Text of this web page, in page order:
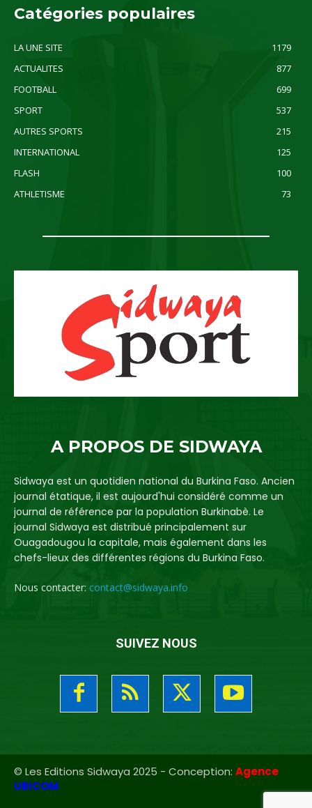
Catégories populaires
LA UNE SITE
1179
ACTUALITES
877
FOOTBALL
699
SPORT
537
AUTRES SPORTS
215
INTERNATIONAL
125
FLASH
100
ATHLETISME
73
A PROPOS DE SIDWAYA
Sidwaya est un quotidien national du Burkina Faso. Ancien
journal étatique, il est aujourd'hui considéré comme un
journal de référence par la population Burkinabè. Le
journal Sidwaya est distribué principalement sur
Ouagadougou la capitale, mais également dans les
chefs-lieux des différentes régions du Burkina Faso.
Nous contacter: contact@sidwaya.info
SUIVEZ NOUS
© Les Editions Sidwaya 2025 - Conception: Agence
UBICOM